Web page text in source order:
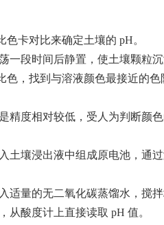
卡对比来确定土壤的 pH。
一段时间后静置，使土壤颗粒
，找到与溶液颜色最接近的色
度相对较低，受人为判断颜色
土壤浸出液中组成原电池，通
适量的无二氧化碳蒸馏水，搅
酸度计上直接读取 pH 值。